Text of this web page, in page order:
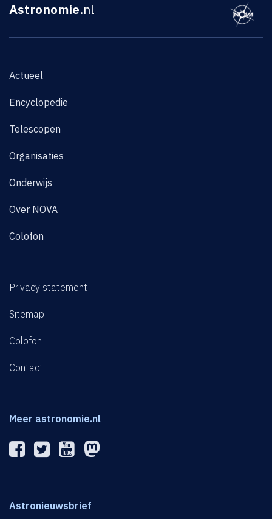
Astronomie.nl
Actueel
Encyclopedie
Telescopen
Organisaties
Onderwijs
Over NOVA
Colofon
Privacy statement
Sitemap
Colofon
Contact
Meer astronomie.nl
Astronieuwsbrief